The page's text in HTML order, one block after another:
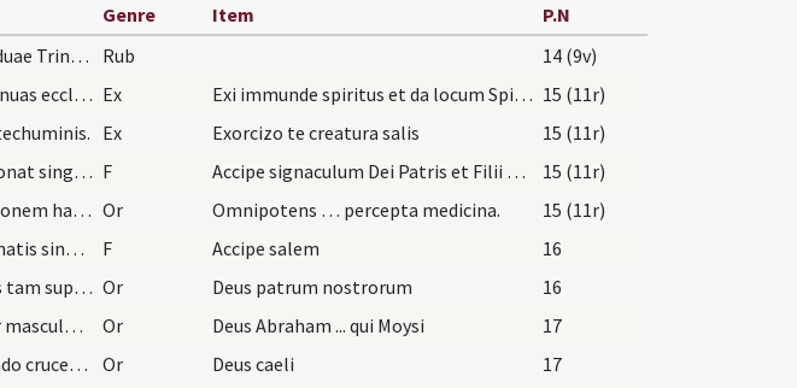
Genre Item
P.N
In nomine sanctae et individuae Trinitatis incipi… Rub
14 (9v)
Primitus statuuntur ante ianuas ecclesiae masculi… Ex Exi immunde spiritus et da locum Spiritui Sancto. 15 (11r)
Ex Exorcizo te creatura salis
15 (11r)
Tunc presbyter nomen imponat singulis facta cruce… F Accipe signaculum Dei Patris et Filii et Spiritus Sancti.
15 (11r)
Deinde dicat super eos orationem hanc. Or Omnipotens … percepta medicina.
15 (11r)
Post hanc orationem nominatis singulis infantibus… F Accipe salem
16
Benedictio post datum salis tam super masculos qu… Or Deus patrum nostrorum
16
Hanc orationem dicat super masculos faciens cruce… Or Deus Abraham ... qui Moysi
17
Oratio super feminas faciendo crucem in frontibus… Or Deus caeli
17